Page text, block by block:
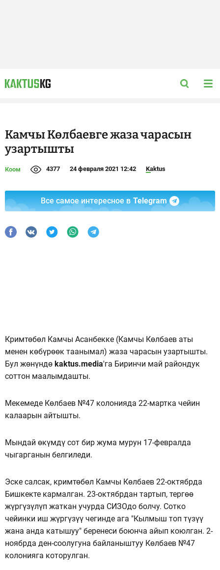
Камчы Көлбаевге жаза чарасын
узартышты
Коом 4377 24 февраля 2021 12:42 Kaktus
Все самое интересное в Telegram
Кримтөбөл Камчы Асанбекке (Камчы Көлбаев аты
менен көбүрөөк таанымал) жаза чарасын узартышты.
Бул жөнүндө kaktus.media'га Биринчи май райондук
соттон маалымдашты.
Мекемеде Көлбаев №47 колонияда 22-мартка чейин
калаарын айтышты.
Мындай өкүмдү сот бир жума мурун 17-февралда
чыгарганын белгиледи.
Эске салсак, кримтөбөл Камчы Көлбаев 22-октябрда
Бишкекте кармалган. 23-октябрдан тартып, тергөө
жүргүзүлүп жаткан учурда СИЗОдо болчу. Сотко
чейинки иш жүргүзүү чегинде ага "Кылмыш топ түзүү
жана анда катышуу" беренеси боюнча айып коюлган. 2-
ноябрда ден-соолугуна байланыштуу Көлбаев №47
колонияга которулган.